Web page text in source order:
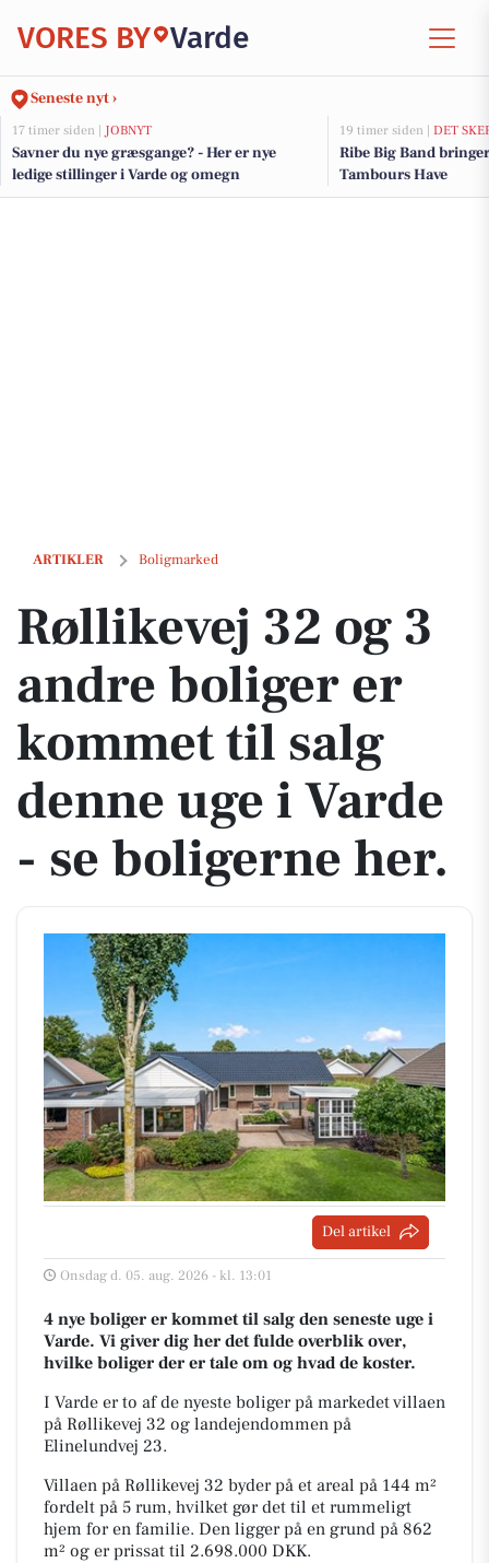
VORES BY Varde
Seneste nyt ›
17 timer siden | JOBNYT
Savner du nye græsgange? - Her er nye
ledige stillinger i Varde og omegn
19 timer siden | DET
Ribe Big Band
Tambours Have
ARTIKLER Boligmarked
Røllikevej 32 og 3 andre boliger er kommet til salg denne uge i
Røllikevej 32 og 3
andre boliger er
kommet til salg
denne uge i Varde
- se boligerne her.
Del artikel
Onsdag d. 05. aug. 2026 - kl. 13:01
4 nye boliger er kommet til salg den seneste uge i
Varde. Vi giver dig her det fulde overblik over,
hvilke boliger der er tale om og hvad de koster.
I Varde er to af de nyeste boliger på markedet villaen
på Røllikevej 32 og landejendommen på
Elinelundvej 23.
Villaen på Røllikevej 32 byder på et areal på 144 m²
fordelt på 5 rum, hvilket gør det til et rummeligt
hjem for en familie. Den ligger på en grund på 862
m² og er prissat til 2.698.000 DKK.